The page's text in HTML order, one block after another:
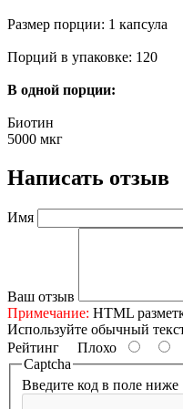
Размер порции: 1 капсула
Порций в упаковке: 120
В одной порции:
Биотин
5000 мкг
Написать отзыв
Имя
Ваш отзыв
Примечание: HTML
Используйте обычный
Рейтинг Плохо
Captcha
Введите код в поле ниже